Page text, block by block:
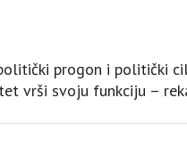
progon i politički
vrši svoju funkciju –